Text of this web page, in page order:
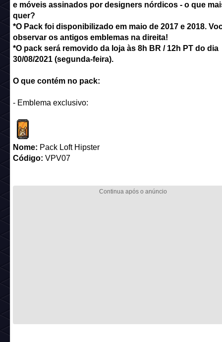
e móveis assinados por designers nórdicos - o que
quer?
*O Pack foi disponibilizado em maio de 2017 e 2018.
observar os antigos emblemas na direita!
*O pack será removido da loja às 8h BR / 12h PT do dia
30/08/2021 (segunda-feira).
O que contém no pack:
- Emblema exclusivo:
Nome: Pack Loft Hipster
Código: VPV07